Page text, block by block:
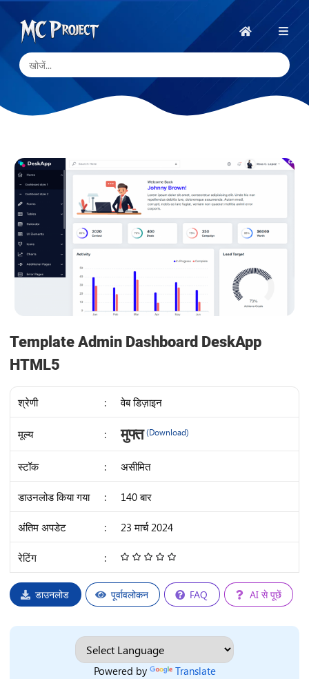
होम
Template Admin Dashboard DeskApp
HTML5
श्रेणी : वेब डिज़ाइन
मूल्य :
IDR
मुफ्त (Download)
स्टॉक : असीमित
डाउनलोड किया गया : 140 बार
अंतिम अपडेट : 23 मार्च 2024
रेटिंग :
/
5
डाउनलोड पूर्वावलोकन FAQ AI से पूछें
Powered by Translate
Project
Official
Store
डिजिटल
स्टोर
और
फ्रीलांस
सेवाएँ